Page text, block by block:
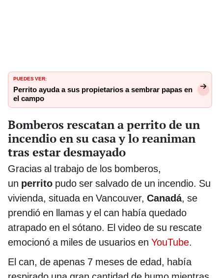
PUEDES VER:
Perrito ayuda a sus propietarios a sembrar papas en
el campo
Bomberos rescatan a perrito de un
incendio en su casa y lo reaniman
tras estar desmayado
Gracias al trabajo de los bomberos,
un perrito pudo ser salvado de un incendio. Su
vivienda, situada en Vancouver, Canadá, se
prendió en llamas y el can había quedado
atrapado en el sótano. El video de su rescate
emocionó a miles de usuarios en YouTube.
El can, de apenas 7 meses de edad, había